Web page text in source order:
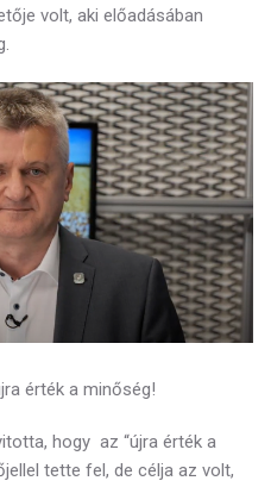
volt, aki előadásában
érték a minőség!
hogy az “újra érték a
tette fel, de célja az volt,